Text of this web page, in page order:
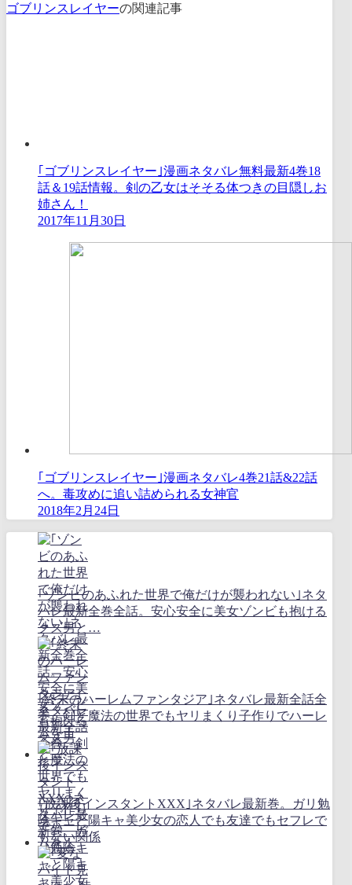
ゴブリンスレイヤーの関連記事
｢ゴブリンスレイヤー｣漫画ネタバレ無料最新4巻18
話＆19話情報。剣の乙女はそそる体つきの目隠しお
姉さん！
2017年11月30日
｢ゴブリンスレイヤー｣漫画ネタバレ4巻21話&22話
へ。毒攻めに追い詰められる女神官
2018年2月24日
｢ゾンビのあふれた世界で俺だけが襲われない｣ネタ
バレ最新全巻全話。安心安全に美女ゾンビも抱ける
クズ男と…
｢終末のハーレムファンタジア｣ネタバレ最新全話全
巻。剣と魔法の世界でもヤリまくり子作りでハーレ
ムを！
｢放課後インスタントXXX｣ネタバレ最新巻。ガリ勉
陰キャと陽キャ美少女の恋人でも友達でもセフレで
もない関係